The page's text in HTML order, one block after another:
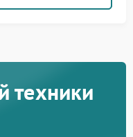
техники